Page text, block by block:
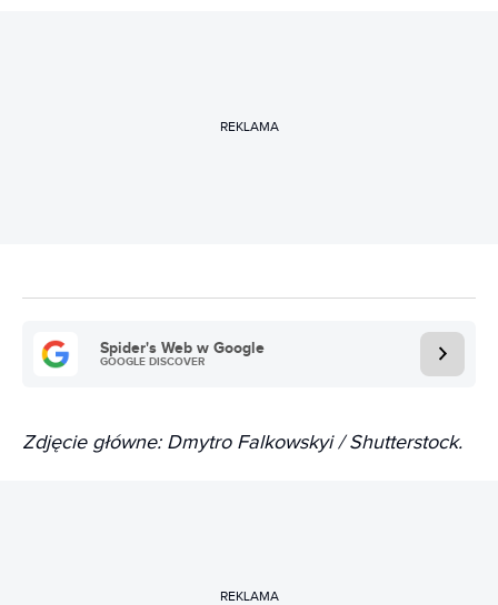
REKLAMA
Spider's Web w Google
GOOGLE DISCOVER
Zdjęcie główne: Dmytro Falkowskyi / Shutterstock.
REKLAMA